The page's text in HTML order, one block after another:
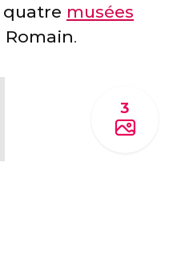
quatre musées
Romain.
3